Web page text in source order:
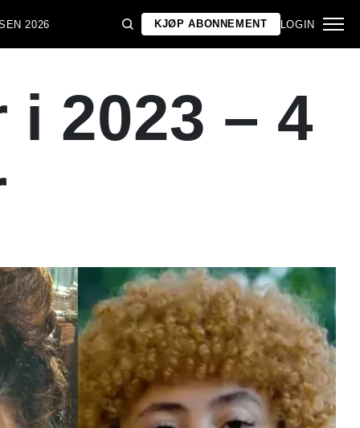
2026 KJØP ABONNEMENT LOGIN
2023 – 4